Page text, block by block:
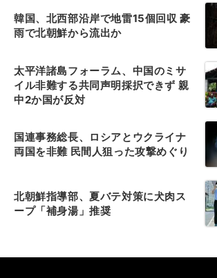
韓国、北西部沿岸で地雷15個回収 豪
雨で北朝鮮から流出か
太平洋諸島フォーラム、中国のミサ
イル非難する共同声明採択できず 親
中2か国が反対
国連事務総長、ロシアとウクライナ
両国を非難 民間人狙った攻撃めぐり
北朝鮮指導部、夏バテ対策に犬肉ス
ープ「補身湯」推奨